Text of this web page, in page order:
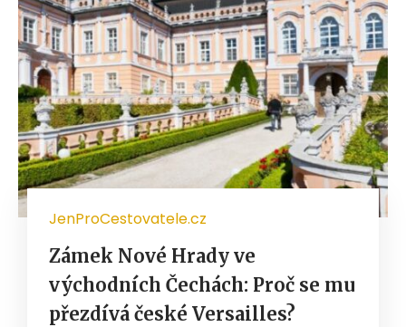
JenProCestovatele.cz
Zámek Nové Hrady ve
východních Čechách: Proč se mu
přezdívá české Versailles?